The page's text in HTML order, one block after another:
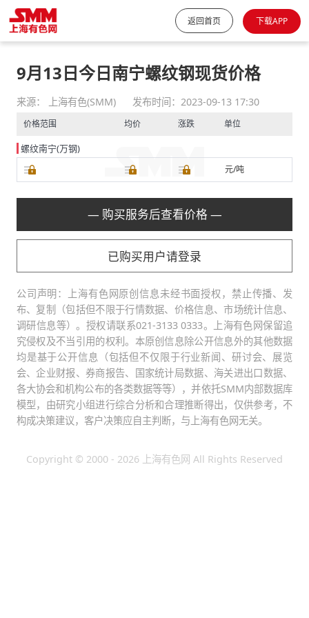
返回首页 下载APP
9月13日今日南宁螺纹钢现货价格
来源： 上海有色(SMM) 发布时间：2023-09-13 17:30
价格范围 均价 涨跌 单位
螺纹南宁(万钢)
元/吨
— 购买服务后查看价格 —
已购买用户请登录
公司声明：上海有色网原创信息未经书面授权，禁止传播、发
布、复制（包括但不限于行情数据、价格信息、市场统计信息、
调研信息等）。授权请联系021-3133 0333。上海有色网保留追
究侵权及不当引用的权利。本原创信息除公开信息外的其他数据
均是基于公开信息（包括但不仅限于行业新闻、研讨会、展览
会、企业财报、券商报告、国家统计局数据、海关进出口数据、
各大协会和机构公布的各类数据等等），并依托SMM内部数据库
模型，由研究小组进行综合分析和合理推断得出，仅供参考，不
构成决策建议，客户决策应自主判断，与上海有色网无关。
Copyright © 2000 - 2026 上海有色网 All Rights Reserved